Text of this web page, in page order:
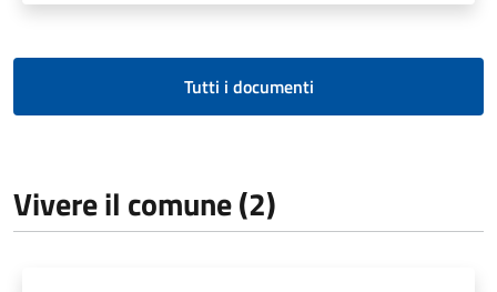
Tutti i documenti
Vivere il comune (2)